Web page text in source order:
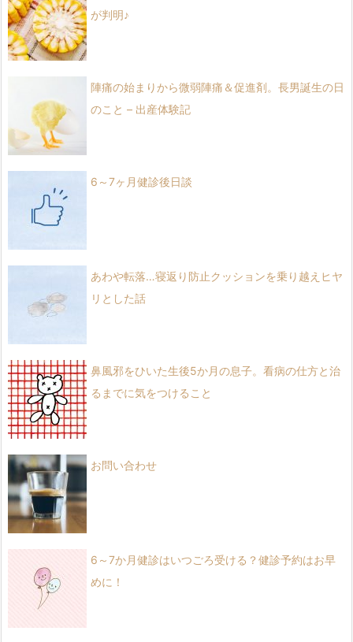
が判明♪
陣痛の始まりから微弱陣痛＆促進剤。長男誕生の日
のこと – 出産体験記
6～7ヶ月健診後日談
あわや転落…寝返り防止クッションを乗り越えヒヤ
リとした話
鼻風邪をひいた生後5か月の息子。看病の仕方と治
るまでに気をつけること
お問い合わせ
6～7か月健診はいつごろ受ける？健診予約はお早
めに！